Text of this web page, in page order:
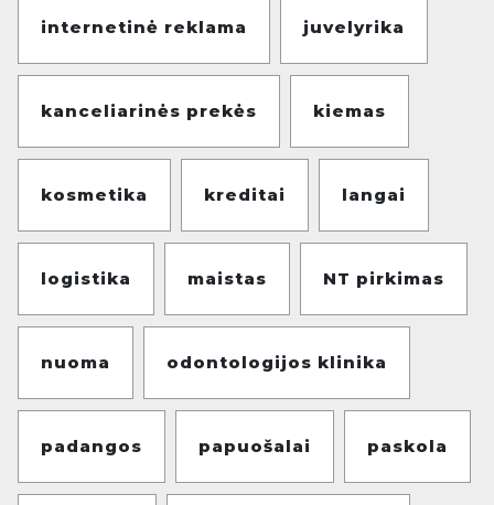
internetinė reklama juvelyrika
kanceliarinės prekės kiemas
kosmetika kreditai langai
logistika maistas NT pirkimas
nuoma odontologijos klinika
padangos papuošalai paskola